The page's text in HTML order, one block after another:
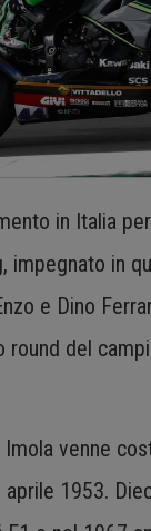
in Italia
impegnato in
e Dino
round del
Imola venne
aprile 1953.